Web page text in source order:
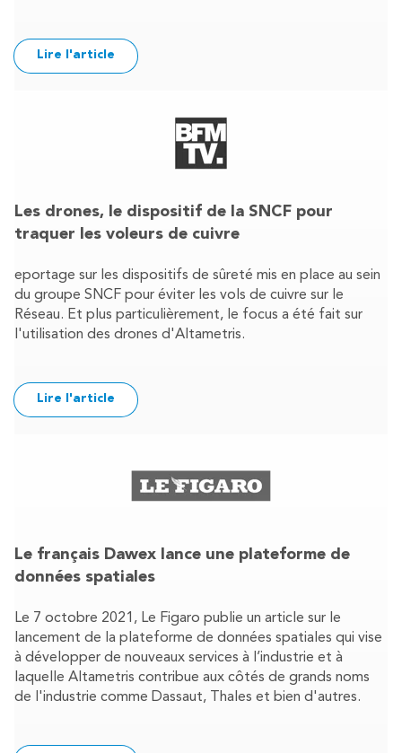
Lire l'article
Les drones, le dispositif de la SNCF pour
traquer les voleurs de cuivre
eportage sur les dispositifs de sûreté mis en place au sein
du groupe SNCF pour éviter les vols de cuivre sur le
Réseau. Et plus particulièrement, le focus a été fait sur
l'utilisation des drones d'Altametris.
Lire l'article
Le français Dawex lance une plateforme de
données spatiales
Le 7 octobre 2021, Le Figaro publie un article sur le
lancement de la plateforme de données spatiales qui vise
à développer de nouveaux services à l’industrie et à
laquelle Altametris contribue aux côtés de grands noms
de l'industrie comme Dassaut, Thales et bien d'autres.